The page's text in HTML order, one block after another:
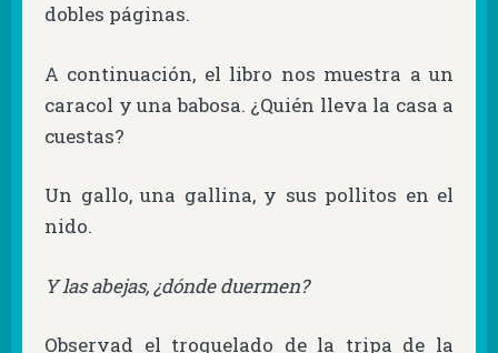
dobles páginas.
A continuación, el libro nos muestra a un
caracol y una babosa. ¿Quién lleva la casa a
cuestas?
Un gallo, una gallina, y sus pollitos en el
nido.
Y las abejas, ¿dónde duermen?
Observad el troquelado de la tripa de la